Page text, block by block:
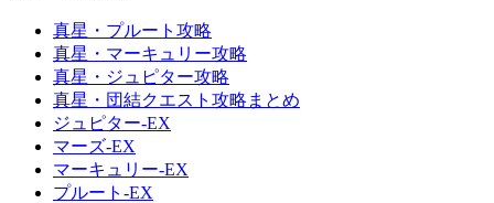
真星・プルート攻略
真星・マーキュリー攻略
真星・ジュピター攻略
真星・団結クエスト攻略まとめ
ジュピター-EX
マーズ-EX
マーキュリー-EX
プルート-EX